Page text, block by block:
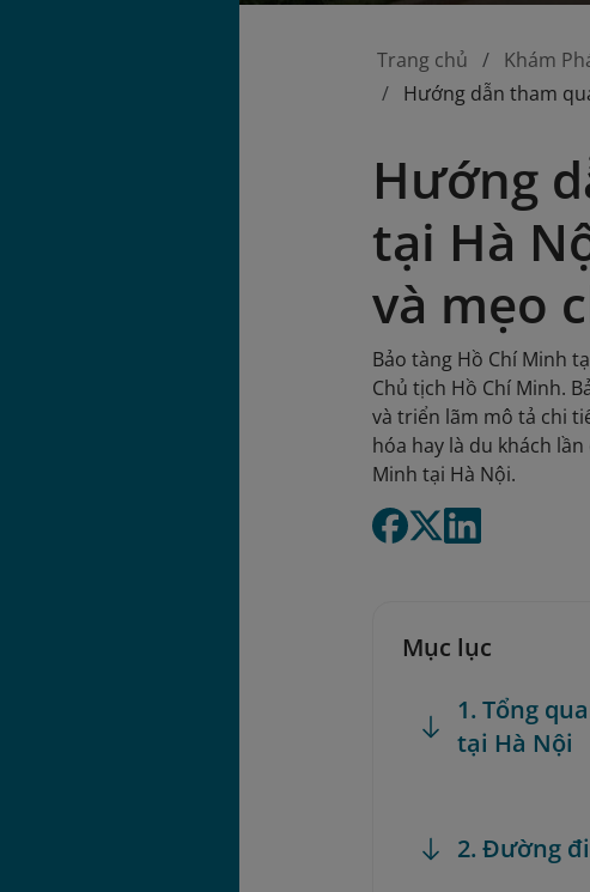
Trang chủ Khám
Hướng dẫn tham
Hướng
tại Hà
và mẹo
Bảo tàng Hồ Chí Minh
Chủ tịch Hồ Chí Minh.
và triển lãm mô tả chi
hóa hay là du khách
Minh tại Hà Nội.
Mục lục
1. Tổng
tại Hà Nội
2. Đường